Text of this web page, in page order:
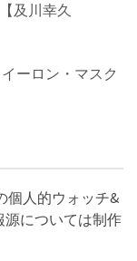
及川幸久
ーロン・マスク
個人的ウォッチ&
源については制作